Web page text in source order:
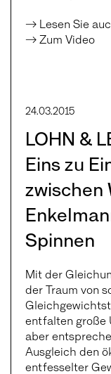
→ Lesen Sie
→ Zum Video
24.03.2015
LOHN &
Eins zu
zwischen
Spinnen
Mit der
der Traum von
entfalten große
aber
Ausgleich den
entfesselter